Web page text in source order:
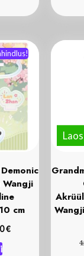
Wangji
cm
€
Laos